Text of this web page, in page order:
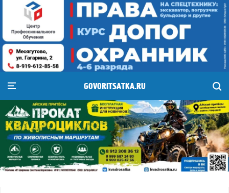
GOVORITSATKA.RU